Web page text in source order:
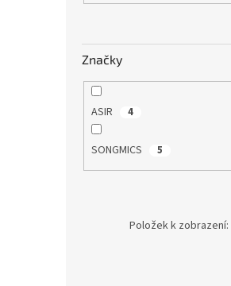
Značky
ASIR 4
SONGMICS 5
Položek k zobrazení: